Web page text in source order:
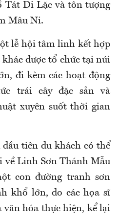
Tát Di Lặc và tôn tượng
Mâu Ni.
lễ hội tâm linh kết hợp
được tổ chức tại núi
đi kèm các hoạt động
trái cây đặc sản và
xuyên suốt thời gian
đầutiên du khách có thể
về Linh Sơn Thánh Mẫu
con đường tranh sơn
khổ lớn, do các họa sĩ
văn hóa thực hiện, kể lại